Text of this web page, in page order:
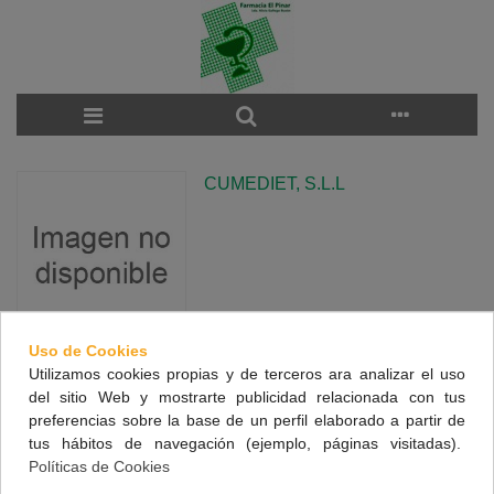
CUMEDIET, S.L.L
There are no products on the category.
NUESTRA FARMACIA
Uso de Cookies
Utilizamos cookies propias y de terceros ara analizar el uso
del sitio Web y mostrarte publicidad relacionada con tus
preferencias sobre la base de un perfil elaborado a partir de
tus hábitos de navegación (ejemplo, páginas visitadas).
Políticas de Cookies